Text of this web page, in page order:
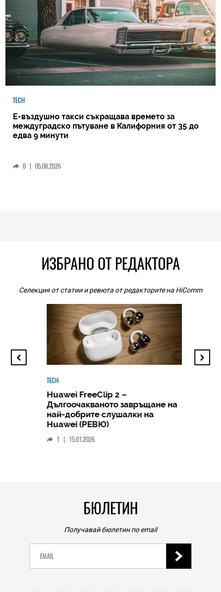
TECH
Е-въздушно такси съкращава времето за
междуградско пътуване в Калифорния от 35 до
едва 9 минути
0 | 05.08.2026
ИЗБРАНО ОТ РЕДАКТОРА
Селекция от статии и ревюта от редакторите на HiComm
TECH
Huawei FreeClip 2 –
Дългоочакваното завръщане на
най-добрите слушалки на
Huawei (РЕВЮ)
1 15.01.2026
БЮЛЕТИН
Получавай бюлетин по email